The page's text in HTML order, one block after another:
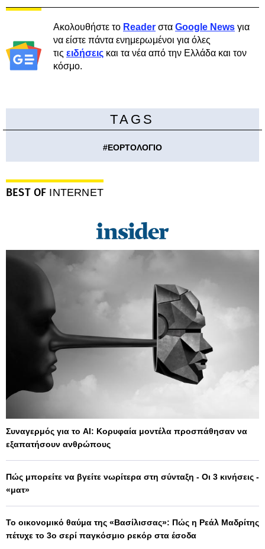
Ακολουθήστε το Reader στα Google News για
να είστε πάντα ενημερωμένοι για όλες
τις ειδήσεις και τα νέα από την Ελλάδα και τον
κόσμο.
TAGS
#ΕΟΡΤΟΛΟΓΙΟ
BEST OF INTERNET
Συναγερμός για το AI: Κορυφαία μοντέλα προσπάθησαν να
εξαπατήσουν ανθρώπους
Πώς μπορείτε να βγείτε νωρίτερα στη σύνταξη - Οι 3 κινήσεις -
«ματ»
Το οικονομικό θαύμα της «Βασίλισσας»: Πώς η Ρεάλ Μαδρίτης
πέτυχε το 3ο σερί παγκόσμιο ρεκόρ στα έσοδα